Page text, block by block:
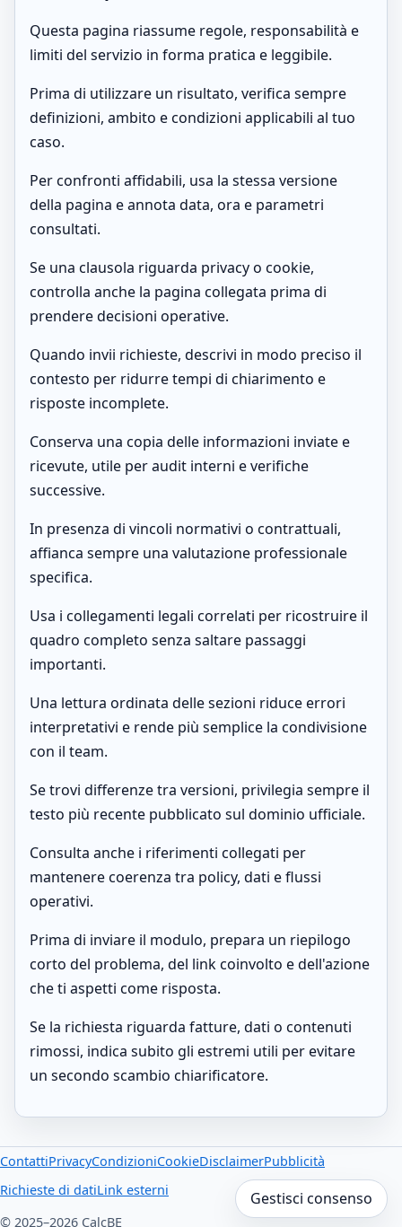
Questa pagina riassume regole, responsabilità e
limiti del servizio in forma pratica e leggibile.
Prima di utilizzare un risultato, verifica sempre
definizioni, ambito e condizioni applicabili al tuo
caso.
Per confronti affidabili, usa la stessa versione
della pagina e annota data, ora e parametri
consultati.
Se una clausola riguarda privacy o cookie,
controlla anche la pagina collegata prima di
prendere decisioni operative.
Quando invii richieste, descrivi in modo preciso il
contesto per ridurre tempi di chiarimento e
risposte incomplete.
Conserva una copia delle informazioni inviate e
ricevute, utile per audit interni e verifiche
successive.
In presenza di vincoli normativi o contrattuali,
affianca sempre una valutazione professionale
specifica.
Usa i collegamenti legali correlati per ricostruire il
quadro completo senza saltare passaggi
importanti.
Una lettura ordinata delle sezioni riduce errori
interpretativi e rende più semplice la condivisione
con il team.
Se trovi differenze tra versioni, privilegia sempre il
testo più recente pubblicato sul dominio ufficiale.
Consulta anche i riferimenti collegati per
mantenere coerenza tra policy, dati e flussi
operativi.
Prima di inviare il modulo, prepara un riepilogo
corto del problema, del link coinvolto e dell'azione
che ti aspetti come risposta.
Se la richiesta riguarda fatture, dati o contenuti
rimossi, indica subito gli estremi utili per evitare
un secondo scambio chiarificatore.
ContattiPrivacyCondizioniCookieDisclaimerPubblicità
Richieste di datiLink esterni
© 2025–2026 CalcBE
Gestisci consenso